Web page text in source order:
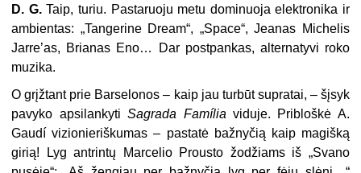
D. G.Taip, turiu. Pastaruoju metu dominuoja elektronika ir
ambientas: „Tangerine Dream“, „Space“, Jeanas Michelis
Jarre’as, Brianas Eno… Dar postpankas, alternatyvi roko
muzika.
O grįžtant prie Barselonos – kaip jau turbūt supratai, – šįsyk
pavyko apsilankytiSagrada Família viduje. Pribloškė A.
Gaudí vizionieriškumas – pastatė bažnyčią kaip magišką
girią! Lyg antrintų Marcelio Prousto žodžiams iš „Svano